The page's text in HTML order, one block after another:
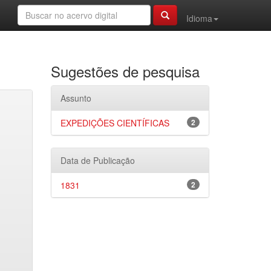
Idioma
Sugestões de pesquisa
Assunto
2
EXPEDIÇÕES CIENTÍFICAS
Data de Publicação
2
1831